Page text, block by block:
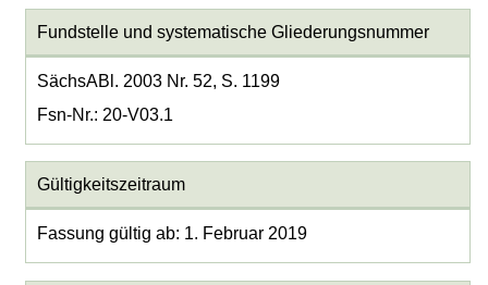
Fundstelle und systematische Gliederungsnummer
SächsABl. 2003 Nr. 52, S. 1199
Fsn-Nr.: 20-V03.1
Gültigkeitszeitraum
Fassung gültig ab: 1. Februar 2019